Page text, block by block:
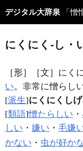
デジタル大辞泉 「
にくにく‐し・
［形］ ［文］にく
い。非常に憎らし
[派生]にくにくしげ
[類語]憎たらしい ・
しい ・ 嫌い ・ 毛嫌
かない ・ 虫が好か